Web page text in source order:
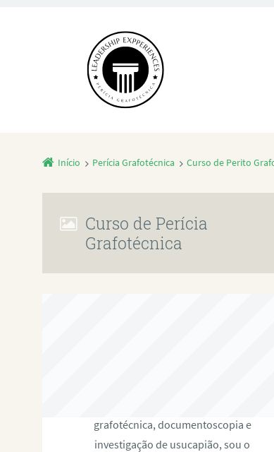
Início Perícia Grafotécnica Curso de Perito
Curso de Perícia
Grafotécnica
grafotécnica, documentoscopia e
investigação de usucapião, sou o